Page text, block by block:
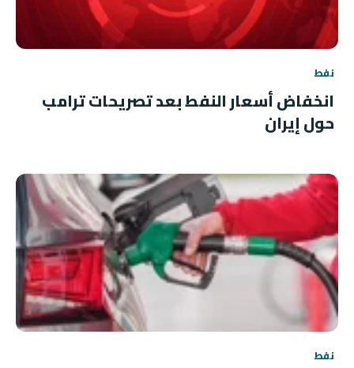
نفط
انخفاض أسعار النفط بعد تصريحات ترامب
حول إيران
نفط